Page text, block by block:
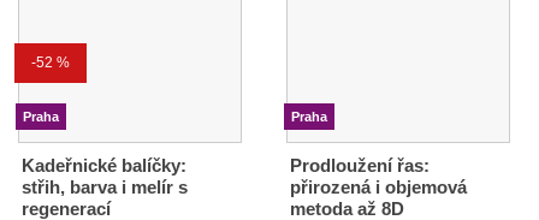
-52 %
Praha
Kadeřnické balíčky:
střih, barva i melír s
regenerací
Praha
Prodloužení řas:
přirozená i objemová
metoda až 8D